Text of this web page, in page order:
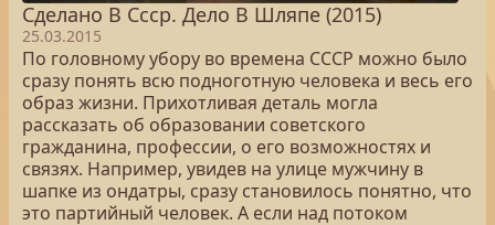
Сделано В Ссср. Дело В Шляпе (2015)
25.03.2015
По головному убору во времена СССР можно было
сразу понять всю подноготную человека и весь его
образ жизни. Прихотливая деталь могла
рассказать об образовании советского
гражданина, профессии, о его возможностях и
связях. Например, увидев на улице мужчину в
шапке из ондатры, сразу становилось понятно, что
это партийный человек. А если над потоком